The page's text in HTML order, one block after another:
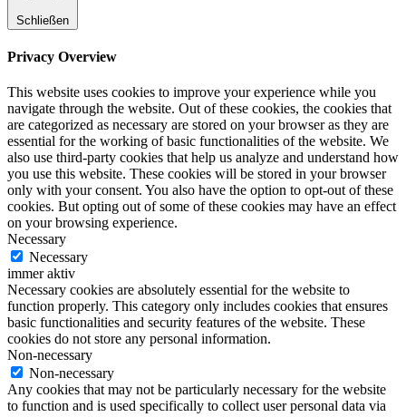
Schließen
Privacy Overview
This website uses cookies to improve your experience while you
navigate through the website. Out of these cookies, the cookies that
are categorized as necessary are stored on your browser as they are
essential for the working of basic functionalities of the website. We
also use third-party cookies that help us analyze and understand how
you use this website. These cookies will be stored in your browser
only with your consent. You also have the option to opt-out of these
cookies. But opting out of some of these cookies may have an effect
on your browsing experience.
Necessary
Necessary
immer aktiv
Necessary cookies are absolutely essential for the website to
function properly. This category only includes cookies that ensures
basic functionalities and security features of the website. These
cookies do not store any personal information.
Non-necessary
Non-necessary
Any cookies that may not be particularly necessary for the website
to function and is used specifically to collect user personal data via